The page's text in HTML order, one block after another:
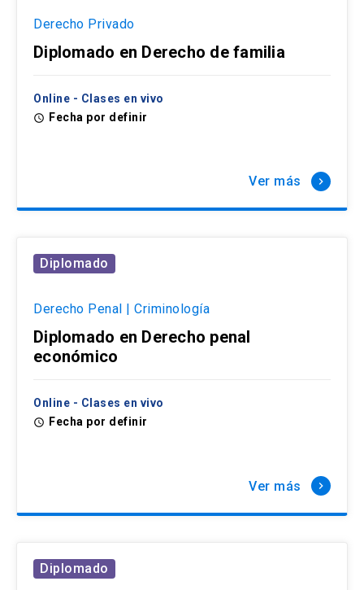
Derecho Privado
Diplomado en Derecho de familia
Online - Clases en vivo
access_time Fecha por definir
Ver más keyboard_arrow_right
Diplomado
Derecho Penal | Criminología
Diplomado en Derecho penal
económico
Online - Clases en vivo
access_time Fecha por definir
Ver más keyboard_arrow_right
Diplomado